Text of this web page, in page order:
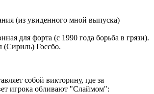
(из увиденного мной выпуска)
для форта (с 1990 года борьба в грязи).
(Сириль) Госсбо.
собой викторину, где за
игрока обливают "Слаймом":